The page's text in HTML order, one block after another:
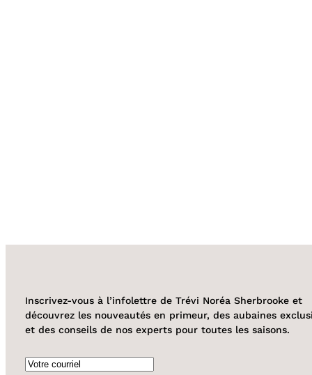
Inscrivez-vous à l’infolettre de Trévi Noréa Sherbrooke et
découvrez les nouveautés en primeur, des aubaines
et des conseils de nos experts pour toutes les saisons.
Courriel